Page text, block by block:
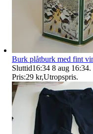
Burk plåtburk med fint
Sluttid16:34 8 aug 16:34.
Pris:29 kr,Utropspris.